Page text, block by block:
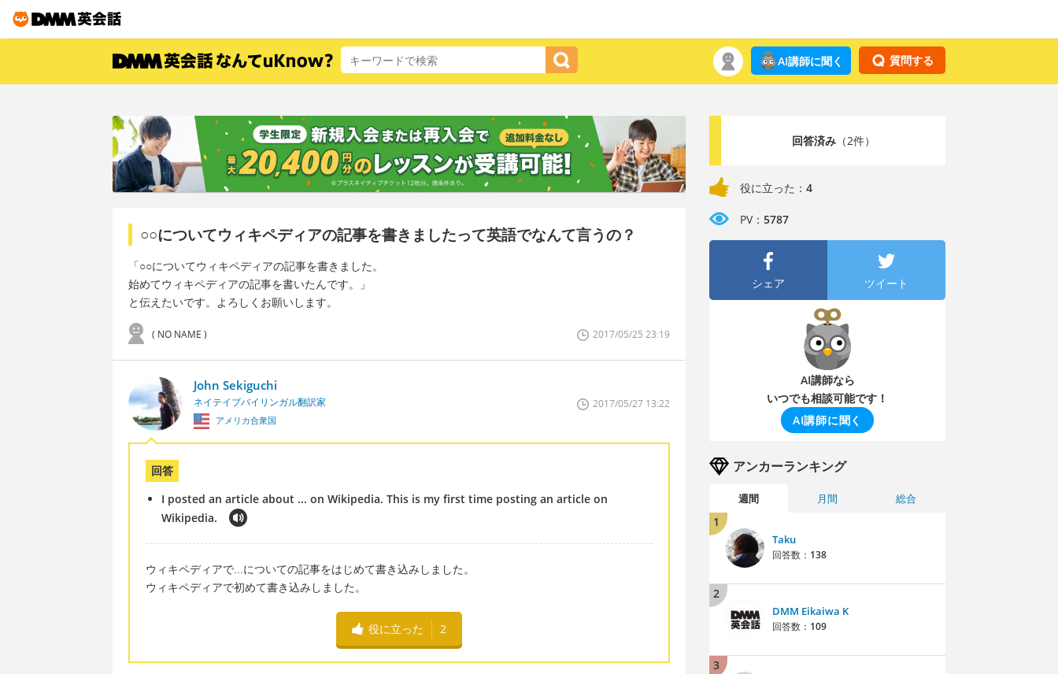
質問する
AI講師に聞く
○○についてウィキペディアの記事を書きましたって英語でなんて言うの？
「○○についてウィキペディアの記事を書きました。
始めてウィキペディアの記事を書いたんです。」
と伝えたいです。よろしくお願いします。
( NO NAME ) 2017/05/25 23:19
John Sekiguchi
ネイテイブバイリンガル翻訳家
アメリカ合衆国
2017/05/27 13:22
回答
I posted an article about ... on Wikipedia. This is my first time posting an article on
Wikipedia.
ウィキペディアで...についての記事をはじめて書き込みしました。
ウィキペディアで初めて書き込みしました。
役に立った 2
回答済み（2件）
役に立った： 4
PV： 5787
シェア ツイート
AI講師なら
いつでも相談可能です！
AI講師に聞く
アンカーランキング
週間 月間 総合
1
Taku
回答数： 138
2
DMM Eikaiwa K
回答数： 109
3